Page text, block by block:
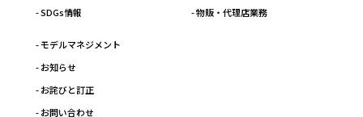
- SDGs情報
- 物販・代理店業務
- モデルマネジメント
- お知らせ
- お詫びと訂正
- お問い合わせ